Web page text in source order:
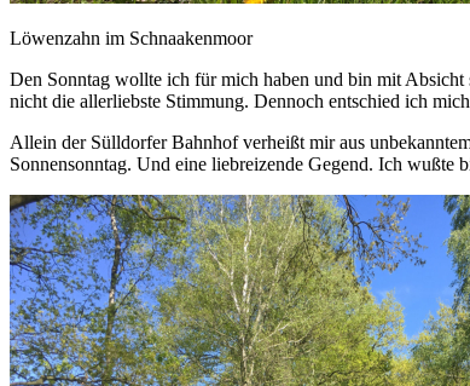
Löwenzahn im Schnaakenmoor
Den Sonntag wollte ich für mich haben und bin mit
nicht die allerliebste Stimmung. Dennoch entschied ich
Allein der Sülldorfer Bahnhof verheißt mir aus
Sonnensonntag. Und eine liebreizende Gegend. Ich wußte